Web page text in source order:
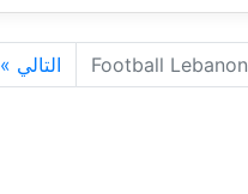
Football Lebanon التالي »